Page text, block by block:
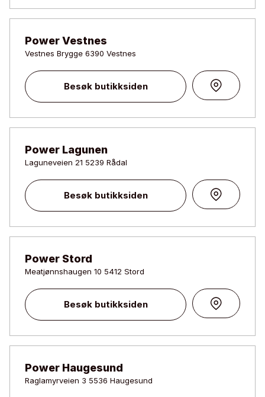
Power Vestnes
Vestnes Brygge 6390 Vestnes
Besøk butikksiden
Power Lagunen
Laguneveien 21 5239 Rådal
Besøk butikksiden
Power Stord
Meatjønnshaugen 10 5412 Stord
Besøk butikksiden
Power Haugesund
Raglamyrveien 3 5536 Haugesund